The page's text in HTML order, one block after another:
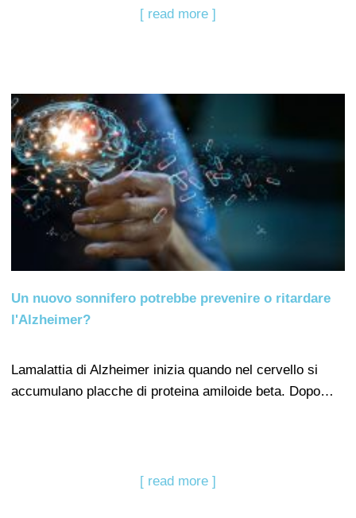
[ read more ]
Un nuovo sonnifero potrebbe prevenire o ritardare
l'Alzheimer?
Lamalattia di Alzheimer inizia quando nel cervello si
accumulano placche di proteina amiloide beta. Dopo…
[ read more ]